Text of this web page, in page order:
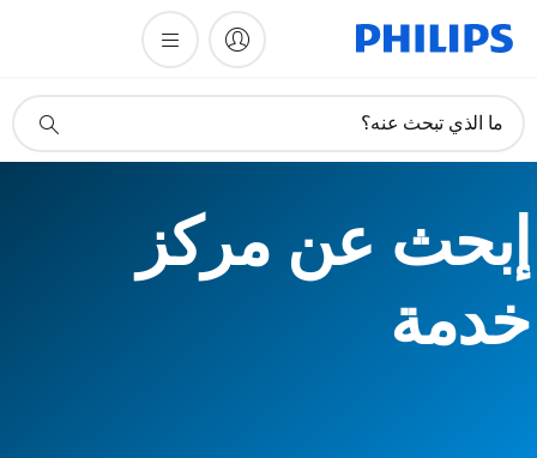
دعم
ما الذي تبحث عنه؟
إبحث عن مركز
خدمة